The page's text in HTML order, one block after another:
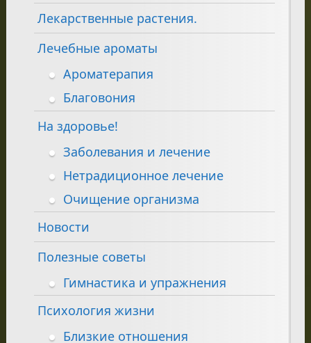
Лекарственные растения.
Лечебные ароматы
Ароматерапия
Благовония
На здоровье!
Заболевания и лечение
Нетрадиционное лечение
Очищение организма
Новости
Полезные советы
Гимнастика и упражнения
Психология жизни
Близкие отношения